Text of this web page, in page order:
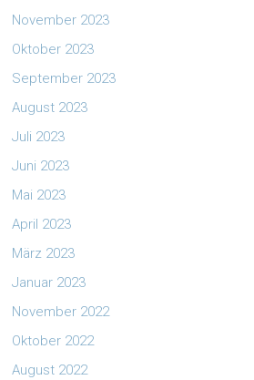
November 2023
Oktober 2023
September 2023
August 2023
Juli 2023
Juni 2023
Mai 2023
April 2023
März 2023
Januar 2023
November 2022
Oktober 2022
August 2022